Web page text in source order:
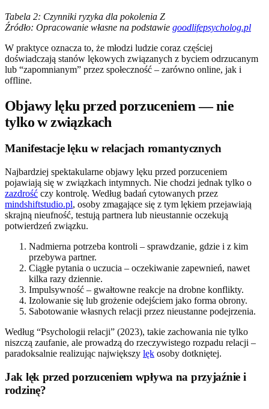
Tabela 2: Czynniki ryzyka dla pokolenia Z
Źródło: Opracowanie własne na podstawie goodlifepsycholog.pl
W praktyce oznacza to, że młodzi ludzie coraz częściej
doświadczają stanów lękowych związanych z byciem odrzucanym
lub “zapomnianym” przez społeczność – zarówno online, jak i
offline.
Objawy lęku przed porzuceniem — nie
tylko w związkach
Manifestacje lęku w relacjach romantycznych
Najbardziej spektakularne objawy lęku przed porzuceniem
pojawiają się w związkach intymnych. Nie chodzi jednak tylko o
zazdrość czy kontrolę. Według badań cytowanych przez
mindshiftstudio.pl, osoby zmagające się z tym lękiem przejawiają
skrajną nieufność, testują partnera lub nieustannie oczekują
potwierdzeń związku.
Nadmierna potrzeba kontroli – sprawdzanie, gdzie i z kim
przebywa partner.
Ciągłe pytania o uczucia – oczekiwanie zapewnień, nawet
kilka razy dziennie.
Impulsywność – gwałtowne reakcje na drobne konflikty.
Izolowanie się lub grożenie odejściem jako forma obrony.
Sabotowanie własnych relacji przez nieustanne podejrzenia.
Według “Psychologii relacji” (2023), takie zachowania nie tylko
niszczą zaufanie, ale prowadzą do rzeczywistego rozpadu relacji –
paradoksalnie realizując największy lęk osoby dotkniętej.
Jak lęk przed porzuceniem wpływa na przyjaźnie i
rodzinę?